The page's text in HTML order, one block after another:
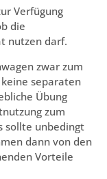
Verfügung
die
nutzen darf.
zwar zum
separaten
Übung
zum
sollte unbedingt
dann von den
Vorteile